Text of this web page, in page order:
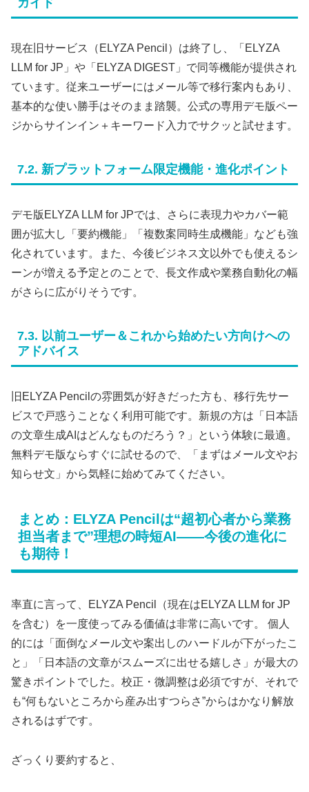
現在旧サービス（ELYZA Pencil）は終了し、「ELYZA
LLM for JP」や「ELYZA DIGEST」で同等機能が提供され
ています。従来ユーザーにはメール等で移行案内もあり、
基本的な使い勝手はそのまま踏襲。公式の専用デモ版ペー
ジからサインイン＋キーワード入力でサクッと試せます。
7.2. 新プラットフォーム限定機能・進化ポイント
デモ版ELYZA LLM for JPでは、さらに表現力やカバー範
囲が拡大し「要約機能」「複数案同時生成機能」なども強
化されています。また、今後ビジネス文以外でも使えるシ
ーンが増える予定とのことで、長文作成や業務自動化の幅
がさらに広がりそうです。
7.3. 以前ユーザー＆これから始めたい方向けへの
アドバイス
旧ELYZA Pencilの雰囲気が好きだった方も、移行先サー
ビスで戸惑うことなく利用可能です。新規の方は「日本語
の文章生成AIはどんなものだろう？」という体験に最適。
無料デモ版ならすぐに試せるので、「まずはメール文やお
知らせ文」から気軽に始めてみてください。
まとめ：ELYZA Pencilは“超初心者から業務
担当者まで”理想の時短AI――今後の進化に
も期待！
率直に言って、ELYZA Pencil（現在はELYZA LLM for JP
を含む）を一度使ってみる価値は非常に高いです。 個人
的には「面倒なメール文や案出しのハードルが下がったこ
と」「日本語の文章がスムーズに出せる嬉しさ」が最大の
驚きポイントでした。校正・微調整は必須ですが、それで
も“何もないところから産み出すつらさ”からはかなり解放
されるはずです。
ざっくり要約すると、